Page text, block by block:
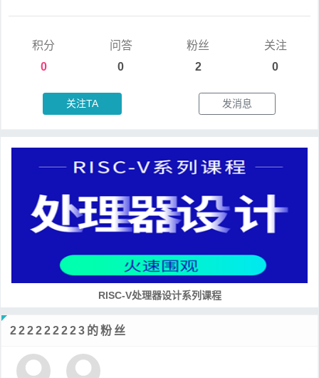
积分
0
问答
0
粉丝
2
关注
0
关注TA 发消息
RISC-V处理器设计系列课程
222222223的粉丝